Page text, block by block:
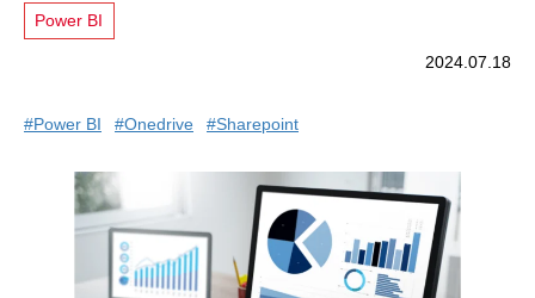
Power BI
2024.07.18
#Power BI #Onedrive #Sharepoint